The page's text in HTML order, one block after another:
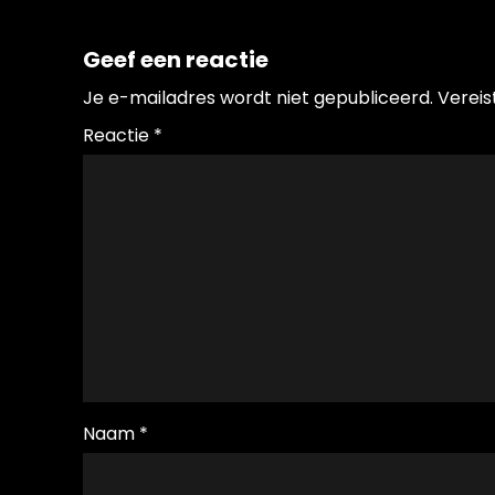
Geef een reactie
Je e-mailadres wordt niet gepubliceerd.
Reactie *
Naam *